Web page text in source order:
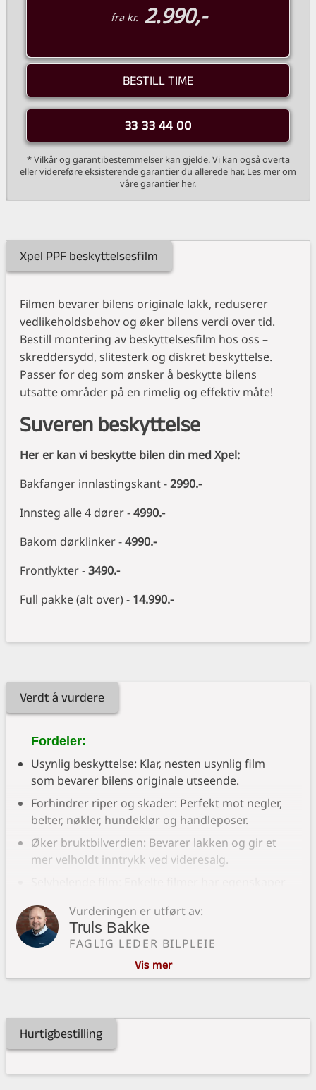
Xpel PPF beskyttelsesfilm
Filmen bevarer bilens originale lakk, reduserer
vedlikeholdsbehov og øker bilens verdi over tid.
Bestill montering av beskyttelsesfilm hos oss –
skreddersydd, slitesterk og diskret beskyttelse.
Passer for deg som ønsker å beskytte bilens
utsatte områder på en rimelig og effektiv måte!
Suveren beskyttelse
Her er kan vi beskytte bilen din med Xpel:
Bakfanger innlastingskant -2990.-
Innsteg alle 4 dører -4990.-
Bakom dørklinker -4990.-
Frontlykter -3490.-
Full pakke (alt over) - 14.990.-
Verdt å vurdere
Fordeler:
Usynlig beskyttelse: Klar, nesten usynlig film
som bevarer bilens originale utseende.
Forhindrer riper og skader: Perfekt mot negler,
belter, nøkler, hundeklør og handleposer.
Øker bruktbilverdien: Bevarer lakken og gir et
mer velholdt inntrykk ved videresalg.
UV-stabil og slitesterk: Tåler norske værforhold,
vask og bruk over tid.
Ingen behov for lakkering: Reduserer behovet
for kostbare lakkreparasjoner.
Ting å tenke på:
Dekker kun valgte områder: Ikke en full
trengs mest.
Vurderingen er utført av:
Truls Bakke
FAGLIG LEDER BILPLEIE
Vis mer
fra kr. 2.990,-
BESTILL TIME
33 33 44 00
* Vilkår og garantibestemmelser kan gjelde. Vi kan også overta
eller videreføre eksisterende garantier du allerede har. Les mer om
våre garantier her.
Hurtigbestilling